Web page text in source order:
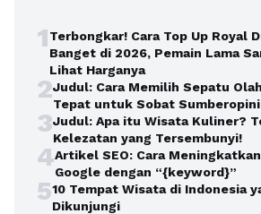
1Terbongkar! Cara Top Up Royal
Banget di 2026, Pemain Lama
Lihat Harganya
2Judul: Cara Memilih Sepatu
Tepat untuk Sobat Sumberopini
3Judul: Apa itu Wisata Kuliner?
Kelezatan yang Tersembunyi!
4Artikel SEO: Cara
Google dengan “{keyword}”
510 Tempat Wisata di Indonesia
Dikunjungi